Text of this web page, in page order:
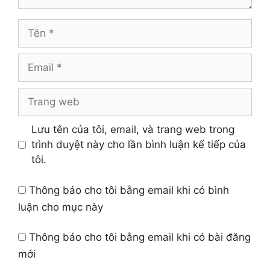
Tên
Email
Trang
Lưu tên của tôi, email, và trang web trong
trình duyệt này cho lần bình luận kế tiếp của
tôi.
Thông báo cho tôi bằng email khi có bình
luận cho mục này
Thông báo cho tôi bằng email khi có bài đăng
mới